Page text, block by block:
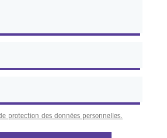
protection des données personnelles.